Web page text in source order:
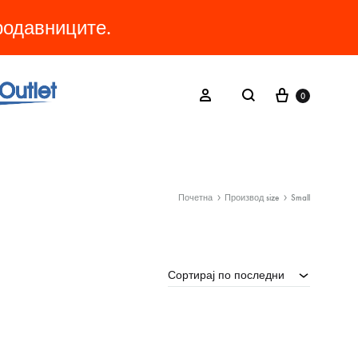
Sign inSearch Cart
0
Почетна Производ size Small
Сортирај по последни